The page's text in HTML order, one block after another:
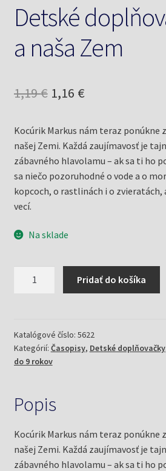
Detské
a naša Zem
1,19€ Pôvodná
bola:
1,19 €.
1,16 €Aktuálna
je:
1,16 €.
Kocúrik Markus nám teraz ponúkne
našej Zemi. Každá zaujímavosť je
zábavného hlavolamu – ak sa ti ho
sa niečo pozoruhodné o vode a o
kopcoch, o rastlinách i o zvieratách,
vecí.
Na sklade
a
naša
Zem
Pridať do košíka
Katalógové číslo: 5622
Kategórií: Časopisy, Detské doplňovačky
do 9 rokov
Popis
Kocúrik Markus nám teraz ponúkne
našej Zemi. Každá zaujímavosť je
zábavného hlavolamu – ak sa ti ho